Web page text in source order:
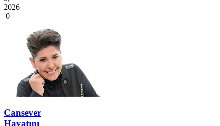
2026
0
Cansever
Hayatını